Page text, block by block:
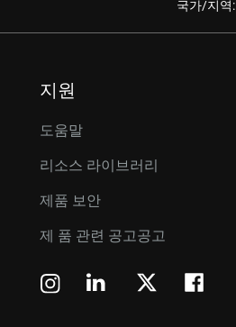
국가/지역:
지원
도움말
리소스 라이브러리
제품 보안
제 품 관련 공고공고